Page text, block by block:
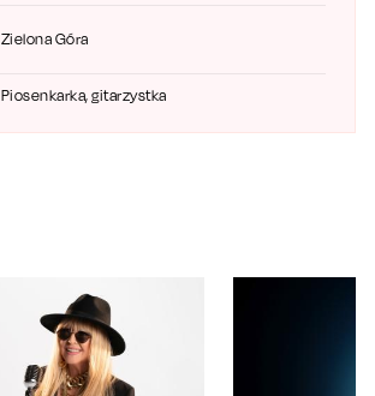
Zielona Góra
Piosenkarka, gitarzystka